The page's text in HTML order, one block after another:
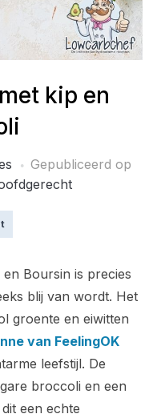
kip en
Gepubliceerd op
Boursin is precies
blij van wordt. Het
groente en eiwitten
van FeelingOK
leefstijl. De
broccoli en een
een echte